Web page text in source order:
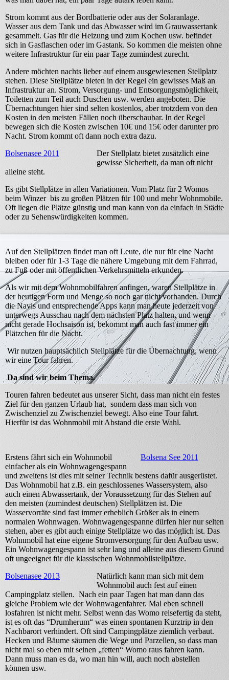
Strom kommt aus der Bordbatterie oder aus der Solaranlage.
Wasser aus dem Tank und das Abwasser wird im Grauwassertank
gesammelt. Gas für die Heizung und zum Kochen usw. befindet
sich in Gasflaschen oder im Gastank. So kommen die meisten ohne
weitere Infrastruktur für ein paar Tage zumindest zurecht.
Andere möchten nachts lieber auf einem ausgewiesenen Stellplatz
stehen. Diese Stellplätze bieten in der Regel ein gewisses Maß an
Infrastruktur an. Strom, Versorgung- und Entsorgungsmöglichkeit,
Toiletten zum Teil auch Duschen usw. werden angeboten. Die
Übernachtungen hier sind selten kostenlos, aber trotzdem von den
Kosten in den meisten Fällen noch überschaubar. In der Regel
bewegen sich die Kosten zwischen 10€ und 15€ oder darunter pro
Nacht. Strom kommt oft dann noch extra dazu.
Bolsenasee 2011
Der Stellplatz bietet zusätzlich eine
gewisse Sicherheit, da man oft nicht
alleine steht.
Es gibt Stellplätze in allen Variationen. Vom Platz für 2 Womos
beim Winzer bis zu großen Plätzen für 100 und mehr Wohnmobile.
Oft liegen die Plätze günstig und man kann von da einfach in Städte
oder zu Sehenswürdigkeiten kommen.
Auf den Stellplätzen findet man oft Leute, die nur für eine Nacht
bleiben oder für 1-3 Tage die nähere Umgebung mit dem Fahrrad,
zu Fuß oder mit öffentlichen Verkehrsmitteln erkunden.
Als wir mit dem Wohnmobilfahren anfingen, waren Stellplätze in
der heutigen Form und Menge so noch gar nicht vorhanden. Durch
die Navis und entsprechende Apps kann man heute jederzeit von
unterwegs Ausschau nach dem nächsten Platz halten, und wenn
nicht gerade Hochsaison ist, bekommt man auch fast immer ein
Plätzchen für die Nacht.
Wir nutzen hauptsächlich Stellplätze für die Übernachtung, wenn
wir eine Tour fahren.
Da sind wir beim Thema.
Touren fahren bedeutet aus unserer Sicht, dass man nicht ein festes
Ziel für den ganzen Urlaub hat, sondern dass man sich von
Zwischenziel zu Zwischenziel bewegt. Also eine Tour fährt.
Hierfür ist das Wohnmobil mit Abstand die erste Wahl.
Bolsena See 2011
Erstens fährt sich ein Wohnmobil
einfacher als ein Wohnwagengespann
und zweitens ist dies mit seiner Technik bestens dafür ausgerüstet.
Das Wohnmobil hat z.B. ein geschlossenes Wassersystem, also
auch einen Abwassertank, der Voraussetzung für das Stehen auf
den meisten (zumindest deutschen) Stellplätzen ist. Die
Wasservorräte sind fast immer erheblich Größer als in einem
normalen Wohnwagen. Wohnwagengespanne dürfen hier nur selten
stehen, aber es gibt auch einige Stellplätze wo das möglich ist. Das
Wohnmobil hat eine eigene Stromversorgung für den Aufbau usw.
Ein Wohnwagengespann ist sehr lang und alleine aus diesem Grund
oft ungeeignet für die klassischen Wohnmobilstellplätze.
Bolsenasee 2013
Natürlich kann man sich mit dem
Wohnmobil auch fest auf einen
Campingplatz stellen. Nach ein paar Tagen hat man dann das
gleiche Problem wie der Wohnwagenfahrer. Mal eben schnell
losfahren ist nicht mehr. Selbst wenn das Womo reisefertig da steht,
ist es oft das “Drumherum“ was einen spontanen Kurztrip in den
Nachbarort verhindert. Oft sind Campingplätze ziemlich verbaut.
Hecken und Bäume säumen die Wege und Parzellen, so dass man
nicht mal so eben mit seinen „fetten“ Womo raus fahren kann.
Dann muss man es da, wo man hin will, auch noch abstellen
können usw.